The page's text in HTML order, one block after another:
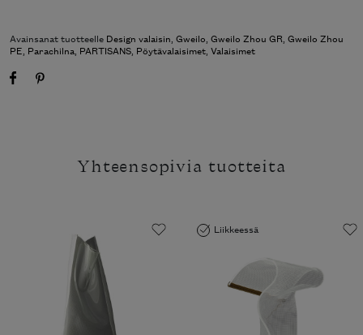
Avainsanat tuotteelle Design valaisin, Gweilo, Gweilo Zhou GR, Gweilo Zhou
PE, Parachilna, PARTISANS, Pöytävalaisimet, Valaisimet
Yhteensopivia tuotteita
Liikkeessä